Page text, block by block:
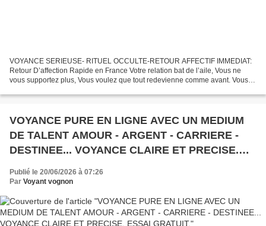
VOYANCE SERIEUSE- RITUEL OCCULTE-RETOUR AFFECTIF IMMEDIAT:
Retour D’affection Rapide en France Votre relation bat de l’aile, Vous ne
vous supportez plus, Vous voulez que tout redevienne comme avant. Vous
VOYANCE PURE EN LIGNE AVEC UN MEDIUM
DE TALENT AMOUR - ARGENT - CARRIERE -
DESTINEE... VOYANCE CLAIRE ET PRECISE.
ESSAI GRATUIT.
Publié le 20/06/2026 à 07:26
Par Voyant vognon